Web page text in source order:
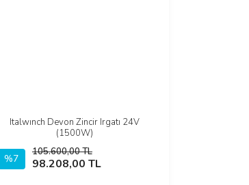
Italwınch Devon Zincir Irgatı 24V
(1500W)
%7
105.600,00 TL
98.208,00 TL
İncele
Sepete Ekle